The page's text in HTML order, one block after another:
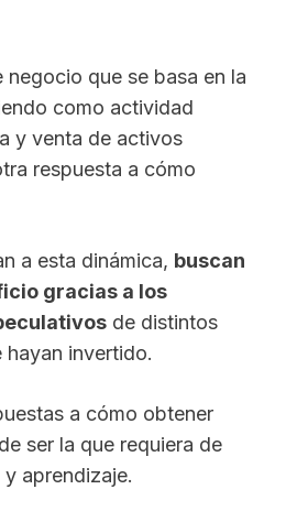
negocio que se basa en la
como actividad
y venta de activos
respuesta a cómo
a esta dinámica, buscan
gracias a los
de distintos
invertido.
a cómo obtener
ser la que requiera de
aprendizaje.